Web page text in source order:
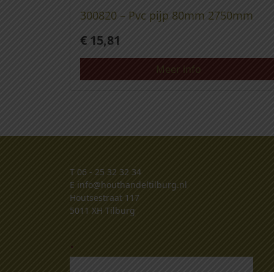
300820 – Pvc pijp 80mm 2750mm
€ 15,81
Meer info
T 06 - 25 32 32 34
E info@houthandeltilburg.nl
Houtsestraat 117
5011 XH Tilburg
.